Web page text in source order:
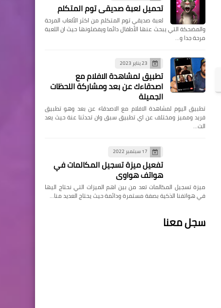
تحميل لعبة صديقي توم المتكلم
لعبة صديقي توم المتكلم من اكثر الألعاب المرحة
والمضحكة التي يبحث عنها الأطفال دائما ويفضلونها حيث ان اللعبة
مرحة جدا و…
23 يناير 2023
تطبيق لمشاهدة الافلام مع
اصدقاءك عن بعد ومشاركة اللحظات
الجميلة
تطبيق اليوم لمشاهدة الافلام مع الاصدقاء عن بعد وهو تطبيق
فريد ومميز ومختلف عن اي تطبيق سبق وان تحدثنا عنة حيث يعد
الت…
17 سبتمبر 2022
تفعيل ميزة تسجيل المكالمات في
هواتف هواوي
ميزة تسجيل المكالمات تعد من بين اهم الميزات التي نحتاج اليها
في هواتفنا الذكية بصفة مستمرة ودائمة حيث يحتاج العديد منا…
سجل معنا